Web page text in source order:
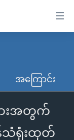
အကြောင်း
ားအတွက်
သံရုံးထုတ်